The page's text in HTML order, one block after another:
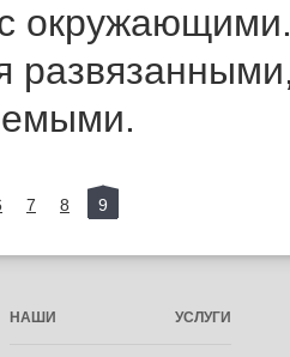
7 8 9
НАШИ УСЛУГИ